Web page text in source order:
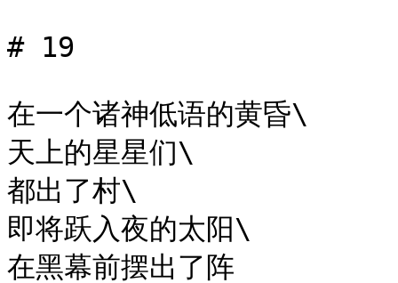
# 19
在一个诸神低语的黄昏\
天上的星星们\
都出了村\
即将跃入夜的太阳\
在黑幕前摆出了阵